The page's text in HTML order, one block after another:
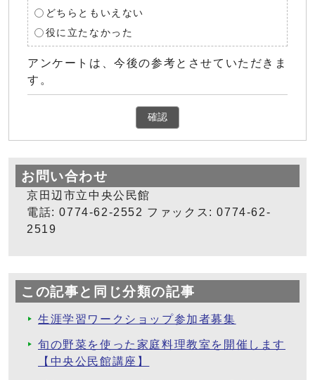
どちらともいえない
役に立たなかった
アンケートは、今後の参考とさせていただきま
す。
確認
お問い合わせ
京田辺市立中央公民館
電話: 0774-62-2552 ファックス: 0774-62-
2519
この記事と同じ分類の記事
生涯学習ワークショップ参加者募集
旬の野菜を使った家庭料理教室を開催します
【中央公民館講座】